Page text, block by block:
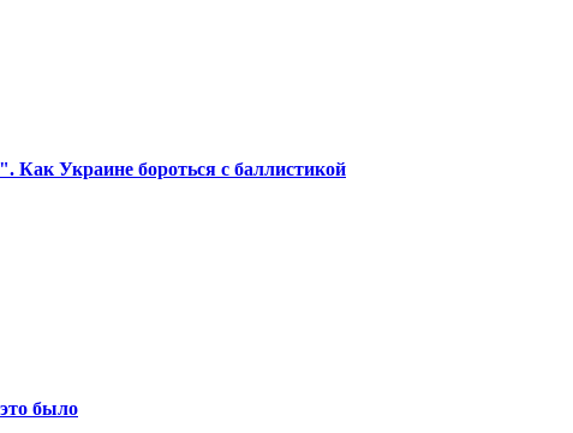
Как Украине бороться с баллистикой
было